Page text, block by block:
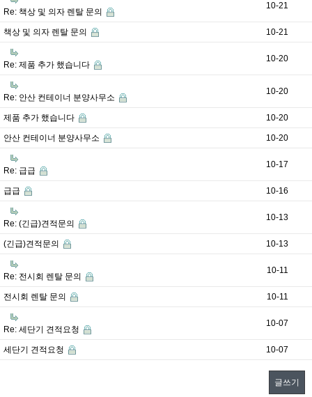
Re: 책상 및 의자 렌탈 문의
10-21
책상 및 의자 렌탈 문의 10-21
Re: 제품 추가 했습니다
10-20
Re: 안산 컨테이너 분양사무소
10-20
제품 추가 했습니다 10-20
안산 컨테이너 분양사무소 10-20
Re: 급급
10-17
급급 10-16
Re: (긴급)견적문의
10-13
(긴급)견적문의 10-13
Re: 전시회 렌탈 문의
10-11
전시회 렌탈 문의 10-11
Re: 세단기 견적요청
10-07
세단기 견적요청 10-07
글쓰기